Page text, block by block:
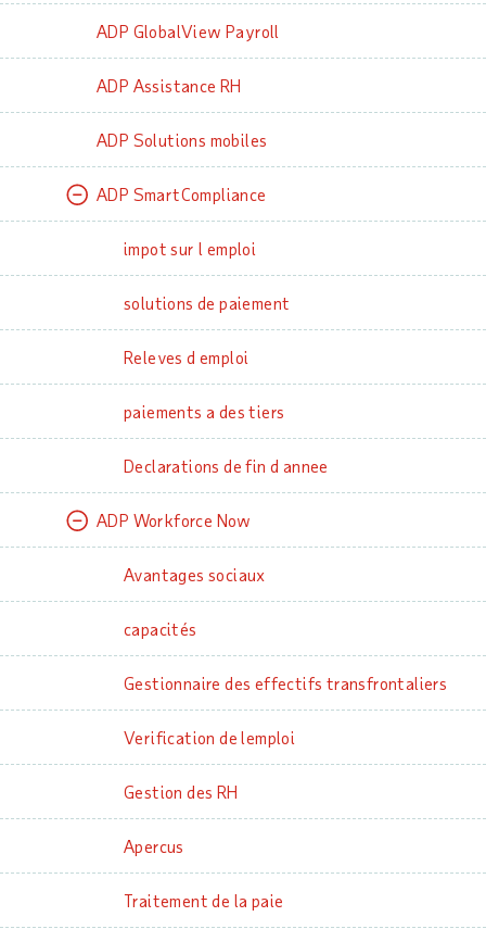
ADP GlobalView Payroll
ADP Assistance RH
ADP Solutions mobiles
ADP SmartCompliance
impot sur l emploi
solutions de paiement
Releves d emploi
paiements a des tiers
Declarations de fin d annee
ADP Workforce Now
Avantages sociaux
capacités
Gestionnaire des effectifs transfrontaliers
Verification de lemploi
Gestion des RH
Apercus
Traitement de la paie